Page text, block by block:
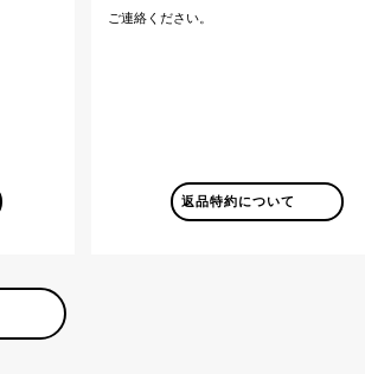
ご連絡ください。
返品特約について